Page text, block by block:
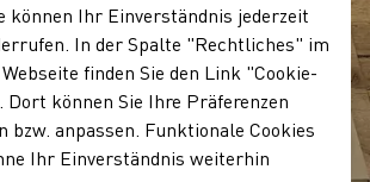
können Ihr Einverständnis jederzeit
In der Spalte "Rechtliches" im
finden Sie den Link "Cookie-
können Sie Ihre Präferenzen
bzw. anpassen. Funktionale Cookies
Ihr Einverständnis weiterhin